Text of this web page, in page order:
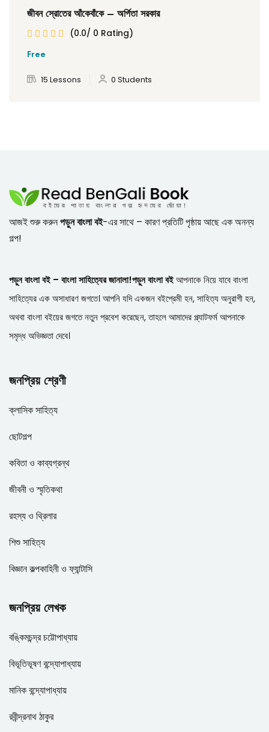
জীবন স্রোতের আঁকেবাঁকে – অর্পিতা সরকার
(0.0/ 0 Rating)
Free
15 Lessons 0 Students
আজই শুরু করুনপড়ুন বাংলা বই-এর সাথে – কারণ প্রতিটি পৃষ্ঠায় আছে এক অনন্য
গল্প!
পড়ুন বাংলা বই – বাংলা সাহিত্যের জানালা!পড়ুন বাংলা বইআপনাকে নিয়ে যাবে বাংলা
সাহিত্যের এক অসাধারণ জগতে। আপনি যদি একজন বইপ্রেমী হন, সাহিত্য অনুরাগী হন,
অথবা বাংলা বইয়ের জগতে নতুন প্রবেশ করেছেন, তাহলে আমাদের প্ল্যাটফর্ম আপনাকে
সমৃদ্ধ অভিজ্ঞতা দেবে।
জনপ্রিয় শ্রেণী
ক্লাসিক সাহিত্য
ছোটগল্প
কবিতা ও কাব্যগ্রন্থ
জীবনী ও স্মৃতিকথা
রহস্য ও থ্রিলার
শিশু সাহিত্য
বিজ্ঞান কল্পকাহিনী ও ফ্যান্টাসি
জনপ্রিয় লেখক
বঙ্কিমচন্দ্র চট্টোপাধ্যায়
বিভূতিভূষণ বন্দ্যোপাধ্যায়
মানিক বন্দ্যোপাধ্যায়
রবীন্দ্রনাথ ঠাকুর